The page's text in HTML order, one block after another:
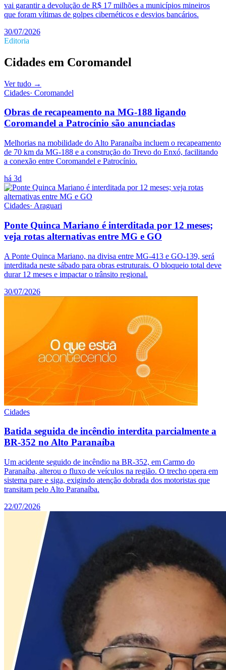
vai garantir a devolução de R$ 17 milhões a municípios mineiros
que foram vítimas de golpes cibernéticos e desvios bancários.
30/07/2026
Editoria
Cidades em Coromandel
Ver tudo →
Cidades· Coromandel
Obras de recapeamento na MG-188 ligando
Coromandel a Patrocínio são anunciadas
Melhorias na mobilidade do Alto Paranaíba incluem o recapeamento
de 70 km da MG-188 e a construção do Trevo do Enxó, facilitando
a conexão entre Coromandel e Patrocínio.
há 3d
Cidades· Araguari
Ponte Quinca Mariano é interditada por 12 meses;
veja rotas alternativas entre MG e GO
A Ponte Quinca Mariano, na divisa entre MG-413 e GO-139, será
interditada neste sábado para obras estruturais. O bloqueio total deve
durar 12 meses e impactar o trânsito regional.
30/07/2026
Cidades
Batida seguida de incêndio interdita parcialmente a
BR-352 no Alto Paranaíba
Um acidente seguido de incêndio na BR-352, em Carmo do
Paranaíba, alterou o fluxo de veículos na região. O trecho opera em
sistema pare e siga, exigindo atenção dobrada dos motoristas que
transitam pelo Alto Paranaíba.
22/07/2026